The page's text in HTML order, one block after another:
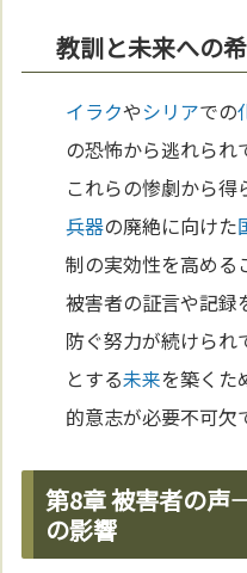
教訓と未来への
イラクやシリアでの
の恐怖から逃れられ
これらの惨劇から
兵器の廃絶に向けた
制の実効性を高める
被害者の証言や記録
防ぐ努力が続けられ
とする未来を築くた
的意志が必要不可欠
第8章 被害者の声
の影響